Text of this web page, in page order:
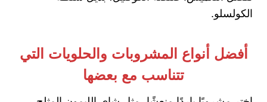
الكولسلو.
أفضل أنواع المشروبات والحلويات التي
تتناسب مع بعضها